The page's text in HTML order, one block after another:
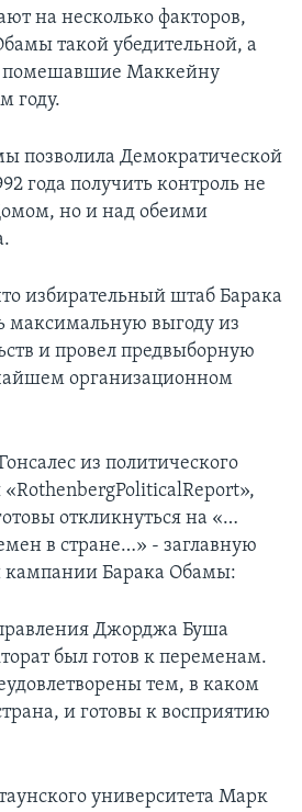
на несколько факторов,
такой убедительной, а
Маккейну
году.
позволила Демократической
года получить контроль не
но и над обеими
избирательный штаб Барака
максимальную выгоду из
и провел предвыборную
организационном
из политического
откликнуться на «…
в стране…» - заглавную
кампании Барака Обамы:
Джорджа Буша
был готов к переменам.
тем, в каком
и готовы к восприятию
университета Марк